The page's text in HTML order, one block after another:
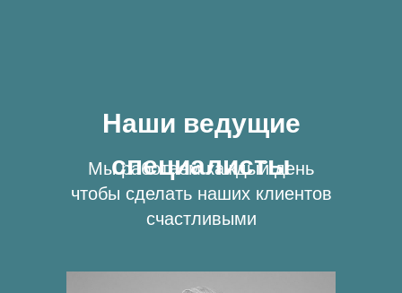
Наши ведущие
специалисты
Мы работаем каждый день
чтобы сделать наших клиентов
счастливыми